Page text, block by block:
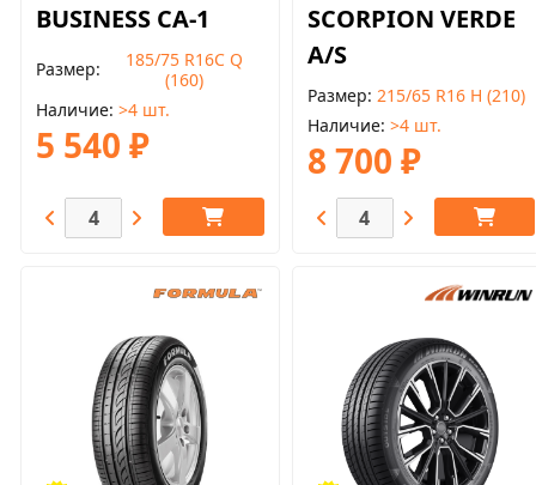
BUSINESS CA-1
Размер
185/75 R16С Q
(160)
Наличие >4 шт.
5 540 ₽
SCORPION VERDE
A/S
Размер 215/65 R16 H (210)
Наличие >4 шт.
8 700 ₽